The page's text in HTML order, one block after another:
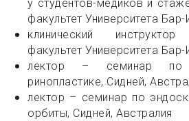
у студентов-медиков и
факультет Университета
клинический
факультет Университета
лектор – семинар по
ринопластике, Сидней,
лектор – семинар по
орбиты, Сидней, Австралия